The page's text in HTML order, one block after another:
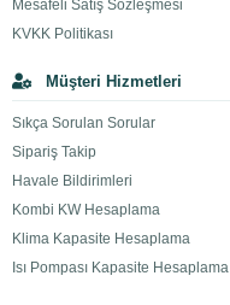
Mesafeli Satış Sözleşmesi
KVKK Politikası
Müşteri Hizmetleri
Sıkça Sorulan Sorular
Sipariş Takip
Havale Bildirimleri
Kombi KW Hesaplama
Klima Kapasite Hesaplama
Isı Pompası Kapasite Hesaplama